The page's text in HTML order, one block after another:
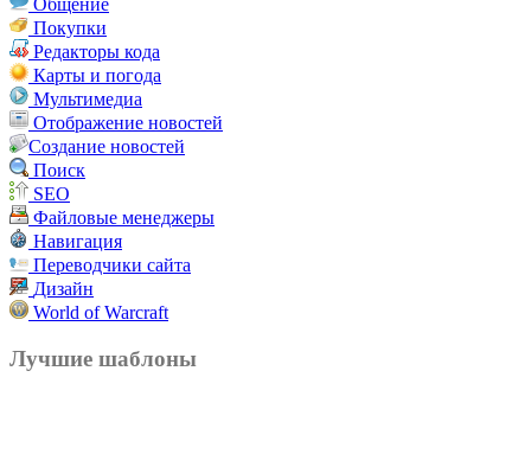
Общение
Покупки
Редакторы кода
Карты и погода
Мультимедиа
Отображение новостей
Создание новостей
Поиск
SEO
Файловые менеджеры
Навигация
Переводчики сайта
Дизайн
World of Warcraft
Лучшие шаблоны